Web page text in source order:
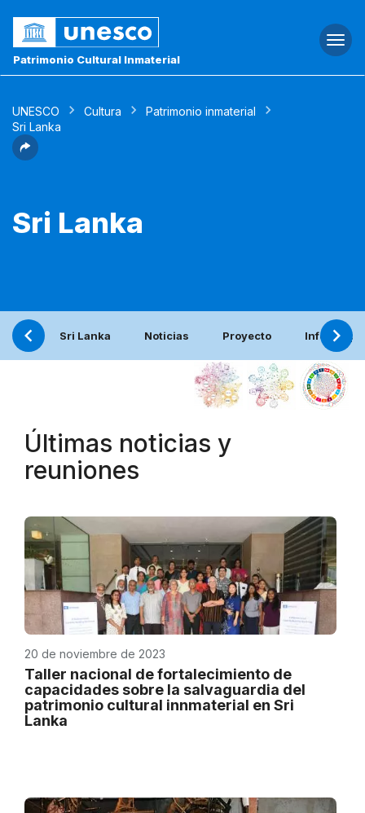
Patrimonio Cultural Inmaterial
UNESCO Cultura
Patrimonio inmaterial
Sri Lanka
Sri Lanka
Sri Lanka Noticias Proyecto Informe
Últimas noticias y
reuniones
20 de noviembre de 2023
Taller nacional de fortalecimiento de
capacidades sobre la salvaguardia del
patrimonio cultural innmaterial en Sri
Lanka